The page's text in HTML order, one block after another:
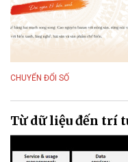
CHUYỂN ĐỔI SỐ
Từ dữ liệu đến trí